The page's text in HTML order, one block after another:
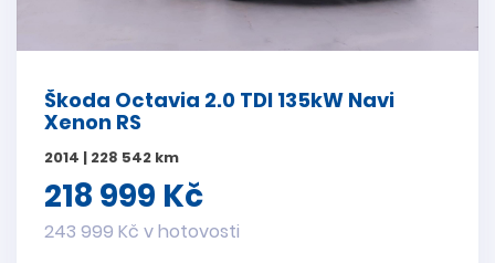
Škoda Octavia 2.0 TDI 135kW Navi
Xenon RS
2014 | 228 542 km
218 999 Kč
243 999 Kč v hotovosti